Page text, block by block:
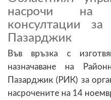
насрочи на
консултации
Пазарджик
Във връзка с
назначаване на
Пазарджик (РИК) за
насрочените на 14